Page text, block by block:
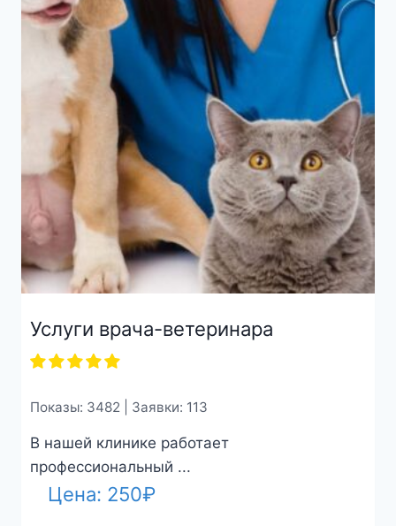
Услуги врача-ветеринара
Показы: 3482 | Заявки: 113
В нашей клинике работает
профессиональный ...
Цена: 250₽